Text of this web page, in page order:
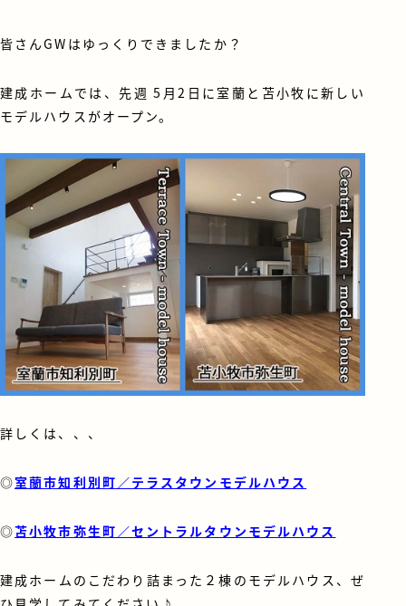
皆さんGWはゆっくりできましたか？
建成ホームでは、先週 5月2日に室蘭と苫小牧に新しい
モデルハウスがオープン。
詳しくは、、、
◎室蘭市知利別町／テラスタウンモデルハウス
◎苫小牧市弥生町／セントラルタウンモデルハウス
建成ホームのこだわり詰まった２棟のモデルハウス、ぜ